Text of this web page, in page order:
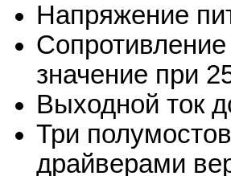
Напряжение
значение при
Выходной ток
Три
драйверами